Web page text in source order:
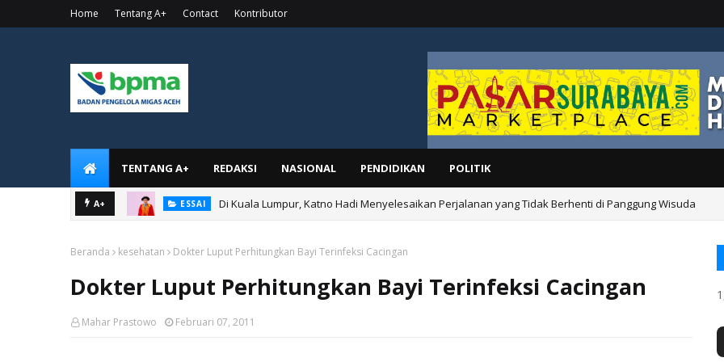
Home Tentang A+ Contact Kontributor
TENTANG A+ REDAKSI NASIONAL PENDIDIKAN POLITIK
A+ ESSAI Di Kuala Lumpur, Katno Hadi Menyelesaikan Perjalanan yang Tidak Berhenti di Panggung Wisuda
Beranda kesehatan Dokter Luput Perhitungkan Bayi Terinfeksi Cacingan
Dokter Luput Perhitungkan Bayi Terinfeksi Cacingan
Mahar Prastowo Februari 07, 2011